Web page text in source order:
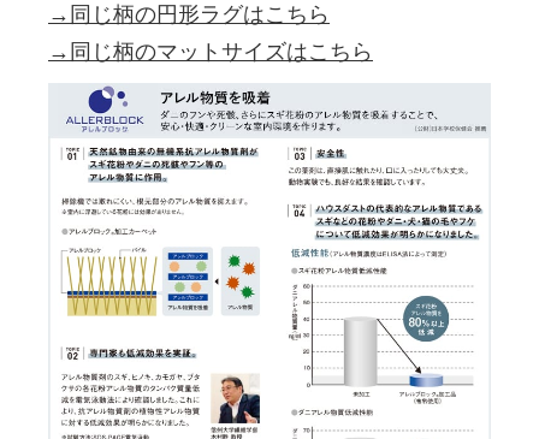
→同じ柄の円形ラグはこちら
→同じ柄のマットサイズはこちら